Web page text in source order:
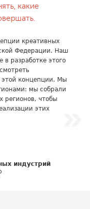
какие
креативных
Федерации. Наш
в разработке этого
концепции. Мы
мы собрали
регионов, чтобы
этих
индустрий